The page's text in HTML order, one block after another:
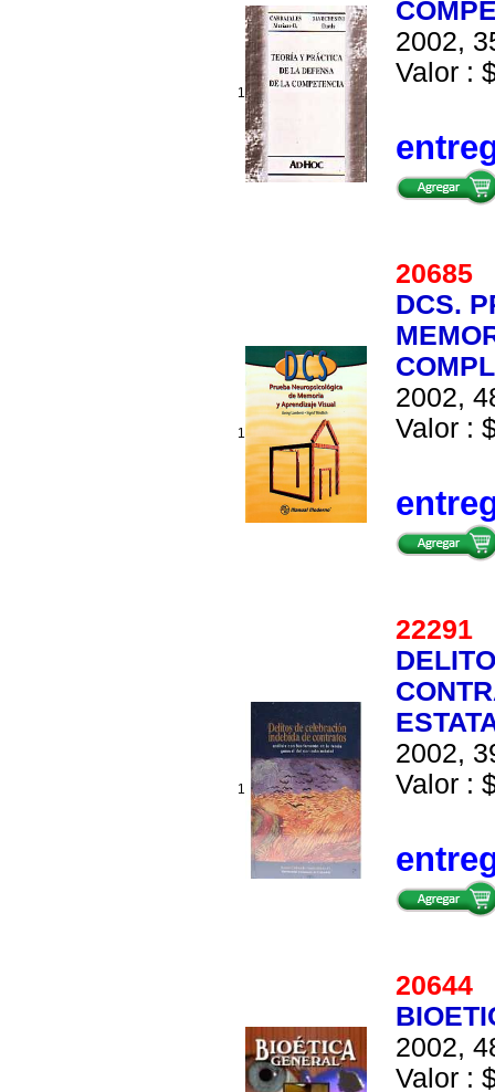
1
2002,
Valor :
1
20685
DCS.
2002,
Valor :
1
22291
2002,
Valor :
20644
2002,
Valor :